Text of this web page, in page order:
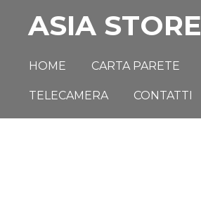
principale
ASIA STORE
HOME CARTA PARETE
TELECAMERA CONTATTI